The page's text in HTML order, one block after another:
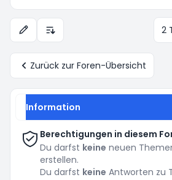
Anzeige- und Sortierungs- 2
Zurück zur Foren-Übersicht
Information
Berechtigungen in diesem
Du darfst keine neuen
erstellen.
Du darfst keine Antworten zu